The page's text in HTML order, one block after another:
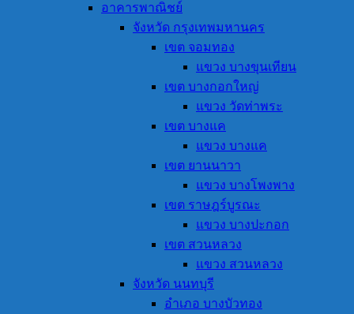
อาคารพาณิชย์
จังหวัด กรุงเทพมหานคร
เขต จอมทอง
แขวง บางขุนเทียน
เขต บางกอกใหญ่
แขวง วัดท่าพระ
เขต บางแค
แขวง บางแค
เขต ยานนาวา
แขวง บางโพงพาง
เขต ราษฎร์บูรณะ
แขวง บางปะกอก
เขต สวนหลวง
แขวง สวนหลวง
จังหวัด นนทบุรี
อำเภอ บางบัวทอง